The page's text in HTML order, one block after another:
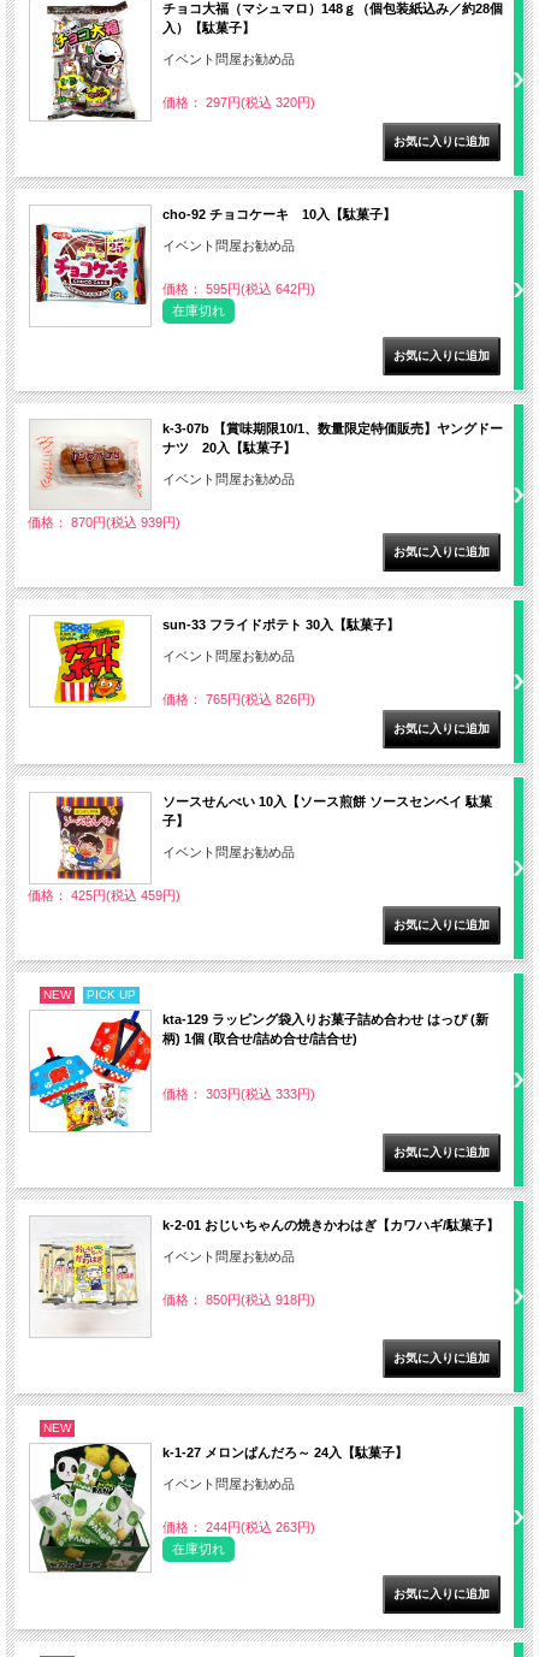
チョコ大福（マシュマロ）148ｇ（個包装紙込み／約28個
入）【駄菓子】
イベント問屋お勧め品
価格： 297円(税込 320円)
cho-92 チョコケーキ 10入【駄菓子】
イベント問屋お勧め品
価格： 595円(税込 642円)
在庫切れ
k-3-07b 【賞味期限10/1、数量限定特価販売】ヤングドー
ナツ 20入【駄菓子】
イベント問屋お勧め品
価格： 870円(税込 939円)
sun-33 フライドポテト 30入【駄菓子】
イベント問屋お勧め品
価格： 765円(税込 826円)
ソースせんべい 10入【ソース煎餅 ソースセンベイ 駄菓
子】
イベント問屋お勧め品
価格： 425円(税込 459円)
NEW PICK UP
kta-129 ラッピング袋入りお菓子詰め合わせ はっぴ (新
柄) 1個 (取合せ/詰め合せ/詰合せ)
価格： 303円(税込 333円)
k-2-01 おじいちゃんの焼きかわはぎ【カワハギ/駄菓子】
イベント問屋お勧め品
価格： 850円(税込 918円)
NEW
k-1-27 メロンぱんだろ～ 24入【駄菓子】
イベント問屋お勧め品
価格： 244円(税込 263円)
在庫切れ